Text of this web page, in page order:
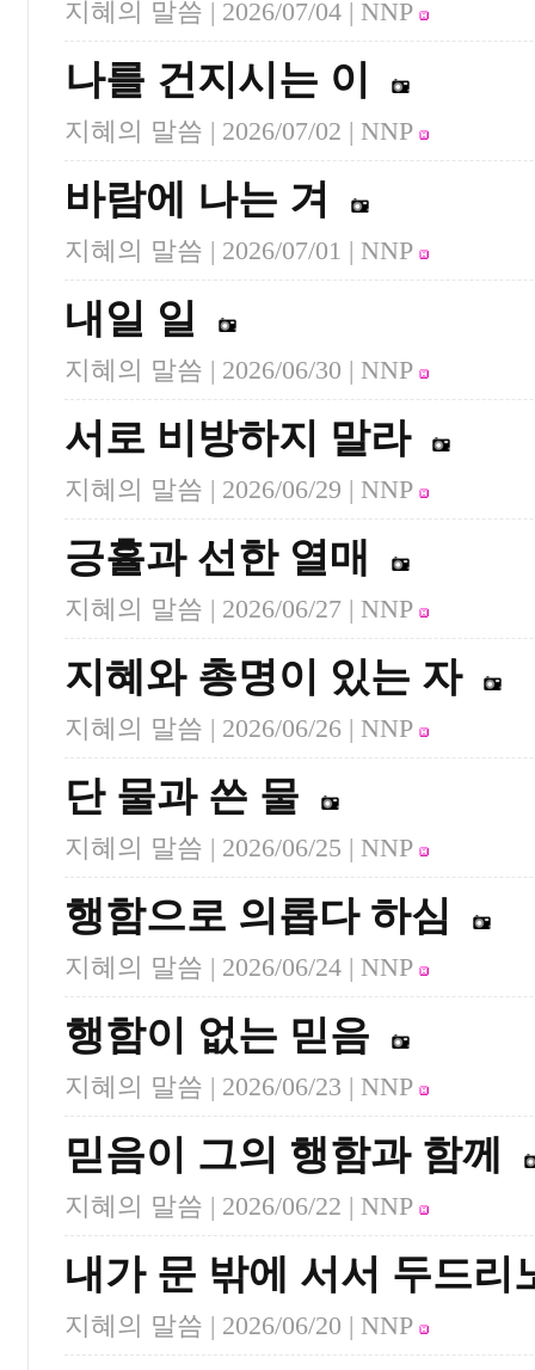
지혜의 말씀 | 2026/07/04 | NNP
나를 건지시는 이
지혜의 말씀 | 2026/07/02 | NNP
바람에 나는 겨
지혜의 말씀 | 2026/07/01 | NNP
내일 일
지혜의 말씀 | 2026/06/30 | NNP
서로 비방하지 말라
지혜의 말씀 | 2026/06/29 | NNP
긍휼과 선한 열매
지혜의 말씀 | 2026/06/27 | NNP
지혜와 총명이 있는 자
지혜의 말씀 | 2026/06/26 | NNP
단 물과 쓴 물
지혜의 말씀 | 2026/06/25 | NNP
행함으로 의롭다 하심
지혜의 말씀 | 2026/06/24 | NNP
행함이 없는 믿음
지혜의 말씀 | 2026/06/23 | NNP
믿음이 그의 행함과 함께
지혜의 말씀 | 2026/06/22 | NNP
내가 문 밖에 서서 두드리
지혜의 말씀 | 2026/06/20 | NNP